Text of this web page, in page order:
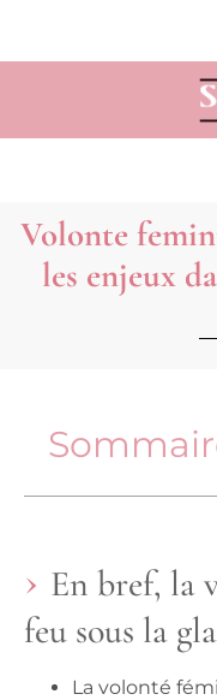
Volonte
les enjeux
En bref, la
feu sous la
La volonté